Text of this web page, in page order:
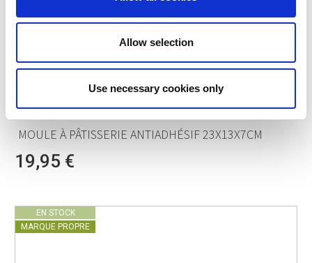
Allow selection
Use necessary cookies only
MOULE À PÂTISSERIE ANTIADHÉSIF 23X13X7CM
19,95 €
EN STOCK
MARQUE PROPRE